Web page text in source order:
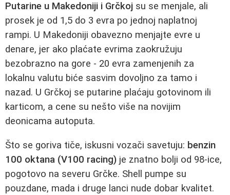
Putarine u Makedoniji i Grčkoj su se menjale, ali
prosek je od 1,5 do 3 evra po jednoj naplatnoj
rampi. U Makedoniji obavezno menjajte evre u
denare, jer ako plaćate evrima zaokružuju
bezobrazno na gore - 20 evra zamenjenih za
lokalnu valutu biće sasvim dovoljno za tamo i
nazad. U Grčkoj se putarine plaćaju gotovinom ili
karticom, a cene su nešto više na novijim
deonicama autoputa.
Što se goriva tiče, iskusni vozači savetuju: benzin
100 oktana (V100 racing) je znatno bolji od 98-ice,
pogotovo na severu Grčke. Shell pumpe su
pouzdane, mada i druge lanci nude dobar kvalitet.